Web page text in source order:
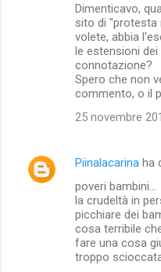
Dimenticavo,
sito di "protesta
volete, abbia
le estensioni
connotazione?
Spero che non
commento, o il
25 novembre
Piinalacarina ha
poveri bambini...
la crudeltà in
picchiare dei
cosa terribile
fare una cosa
troppo